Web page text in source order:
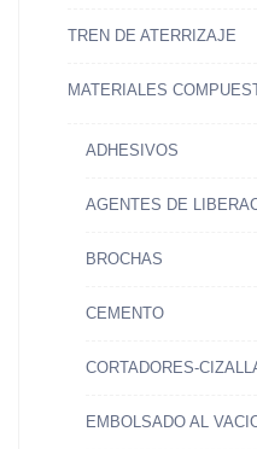
TREN DE ATERRIZAJE
MATERIALES
ADHESIVOS
AGENTES DE
BROCHAS
CEMENTO
CORTADORES-
EMBOLSADO AL